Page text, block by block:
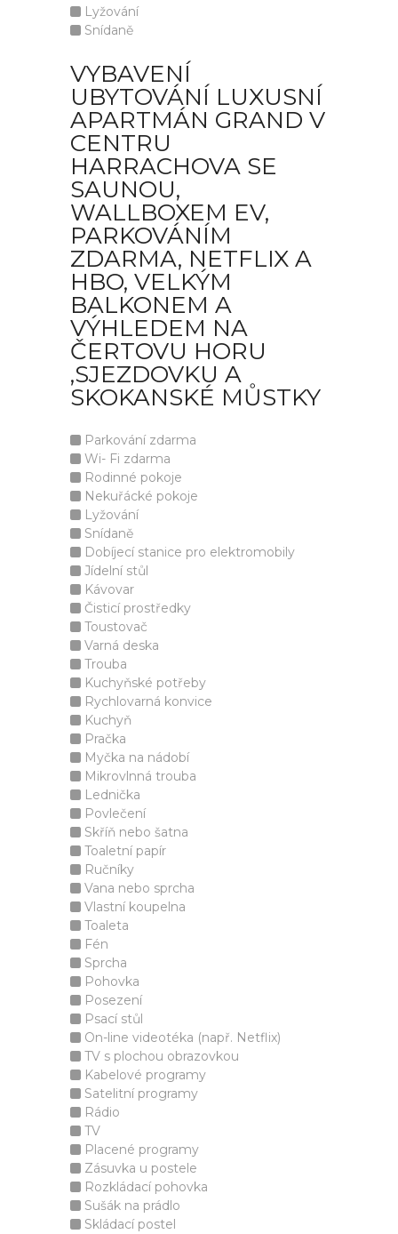
Lyžování
Snídaně
VYBAVENÍ
UBYTOVÁNÍ LUXUSNÍ
APARTMÁN GRAND V
CENTRU
HARRACHOVA SE
SAUNOU,
WALLBOXEM EV,
PARKOVÁNÍM
ZDARMA, NETFLIX A
HBO, VELKÝM
BALKONEM A
VÝHLEDEM NA
ČERTOVU HORU
,SJEZDOVKU A
SKOKANSKÉ MŮSTKY
Parkování zdarma
Wi- Fi zdarma
Rodinné pokoje
Nekuřácké pokoje
Lyžování
Snídaně
Dobíjecí stanice pro elektromobily
Jídelní stůl
Kávovar
Čisticí prostředky
Toustovač
Varná deska
Trouba
Kuchyňské potřeby
Rychlovarná konvice
Kuchyň
Pračka
Myčka na nádobí
Mikrovlnná trouba
Lednička
Povlečení
Skříň nebo šatna
Toaletní papír
Ručníky
Vana nebo sprcha
Vlastní koupelna
Toaleta
Fén
Sprcha
Pohovka
Posezení
Psací stůl
On-line videotéka (např. Netflix)
TV s plochou obrazovkou
Kabelové programy
Satelitní programy
Rádio
TV
Placené programy
Zásuvka u postele
Rozkládací pohovka
Sušák na prádlo
Skládací postel